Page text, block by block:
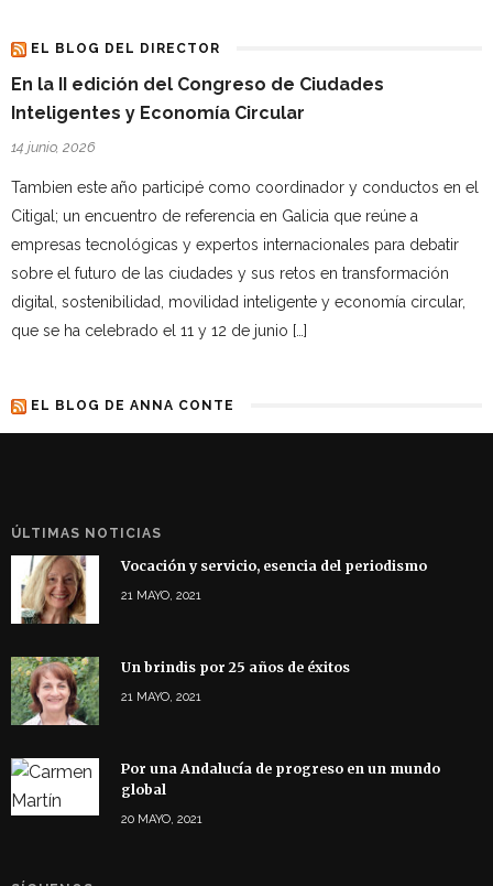
EL BLOG DEL DIRECTOR
En la II edición del Congreso de Ciudades
Inteligentes y Economía Circular
14 junio, 2026
Tambien este año participé como coordinador y conductos en el
Citigal; un encuentro de referencia en Galicia que reúne a
empresas tecnológicas y expertos internacionales para debatir
sobre el futuro de las ciudades y sus retos en transformación
digital, sostenibilidad, movilidad inteligente y economía circular,
que se ha celebrado el 11 y 12 de junio […]
EL BLOG DE ANNA CONTE
ÚLTIMAS NOTICIAS
Vocación y servicio, esencia del periodismo
21 MAYO, 2021
Un brindis por 25 años de éxitos
21 MAYO, 2021
Por una Andalucía de progreso en un mundo
global
20 MAYO, 2021